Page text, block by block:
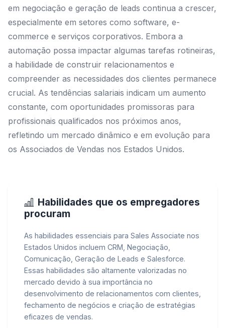
em negociação e geração de leads continua a crescer,
especialmente em setores como software, e-
commerce e serviços corporativos. Embora a
automação possa impactar algumas tarefas rotineiras,
a habilidade de construir relacionamentos e
compreender as necessidades dos clientes permanece
crucial. As tendências salariais indicam um aumento
constante, com oportunidades promissoras para
profissionais qualificados nos próximos anos,
refletindo um mercado dinâmico e em evolução para
os Associados de Vendas nos Estados Unidos.
Habilidades que os empregadores
procuram
As habilidades essenciais para Sales Associate nos
Estados Unidos incluem CRM, Negociação,
Comunicação, Geração de Leads e Salesforce.
Essas habilidades são altamente valorizadas no
mercado devido à sua importância no
desenvolvimento de relacionamentos com clientes,
fechamento de negócios e criação de estratégias
eficazes de vendas.